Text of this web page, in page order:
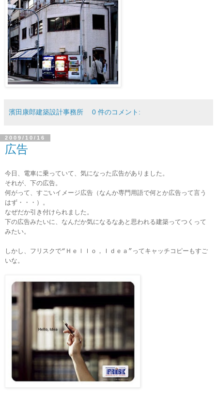
濱田康郎建築設計事務所 0 件のコメント:
2009/10/16
広告
今日、電車に乗っていて、気になった広告がありました。
それが、下の広告。
何がって、すごいイメージ広告（なんか専門用語で何とか広告って言う
はず・・・）。
なぜだか引き付けられました。
下の広告みたいに、なんだか気になるなあと思われる建築ってつくって
みたい。
しかし、フリスクで“Ｈｅｌｌｏ，Ｉｄｅａ”ってキャッチコピーもすご
いな。